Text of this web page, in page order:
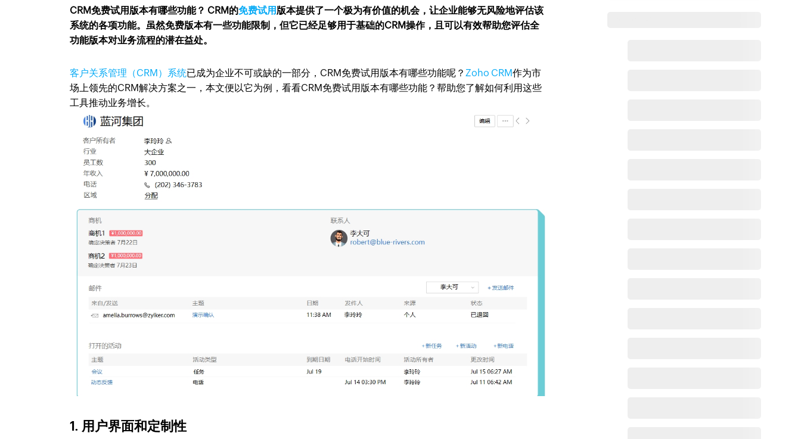
CRM免费试用版本有哪些功能？ CRM的免费试用版本提供了一个极为有价值的机会，让企业能够无风险地评估该
系统的各项功能。虽然免费版本有一些功能限制，但它已经足够用于基础的CRM操作，且可以有效帮助您评估全
功能版本对业务流程的潜在益处。
客户关系管理（CRM）系统已成为企业不可或缺的一部分，CRM免费试用版本有哪些功能呢？Zoho CRM作为市
场上领先的CRM解决方案之一，本文便以它为例，看看CRM免费试用版本有哪些功能？帮助您了解如何利用这些
工具推动业务增长。
1. 用户界面和定制性